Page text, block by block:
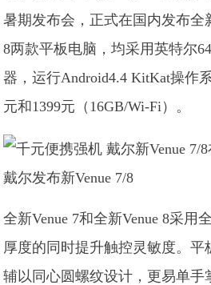
暑期发布会，正式在国内发布全
8两款平板电脑，均采用英特尔
器，运行Android4.4 KitKat操作
元和1399元（16GB/Wi-Fi）。
戴尔发布新Venue 7/8
全新Venue 7和全新Venue 8采用
厚度的同时提升触控灵敏度。平
辅以同心圆螺纹设计，更易单手